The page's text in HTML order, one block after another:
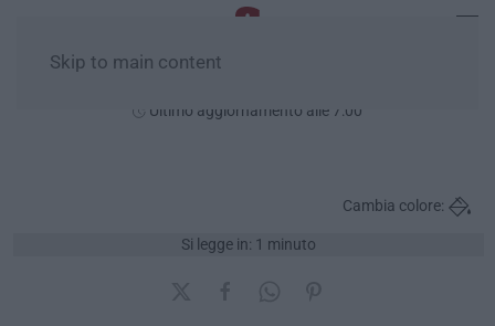
Skip to main content
Ultimo aggiornamento alle 7:00
Si legge in: 1 minuto
Cambia colore: